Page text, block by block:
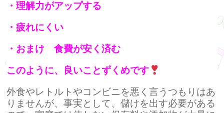
・理解力がアップする
・疲れにくい
・おまけ食費が安く済む
このように、良いことずくめです
外食やレトルトやコンビニを悪く言うつもりはあ
りませんが、事実として、儲けを出す必要がある